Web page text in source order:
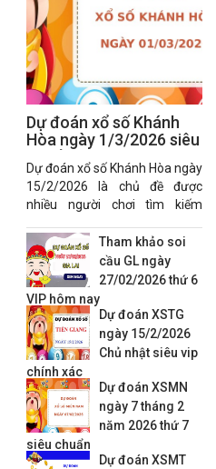
Dự đoán xổ số Khánh
Hòa ngày 1/3/2026 siêu
Dự đoán xổ số Khánh Hòa ngày
15/2/2026 là chủ đề được
nhiều người chơi tìm kiếm
chọn con số phù hợp.
Tham khảo soi
cầu GL ngày
27/02/2026 thứ 6
VIP hôm nay
Dự đoán XSTG
ngày 15/2/2026
Chủ nhật siêu vip
chính xác
Dự đoán XSMN
ngày 7 tháng 2
năm 2026 thứ 7
siêu chuẩn
Dự đoán XSMT